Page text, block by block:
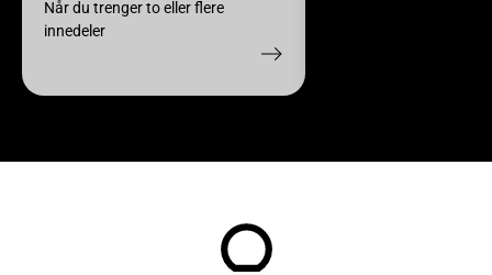
Når du trenger to eller flere
innedeler